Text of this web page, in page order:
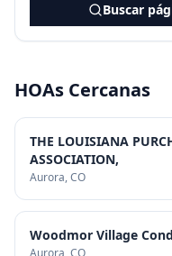
Buscar
HOAs Cercanas
THE LOUISIANA
ASSOCIATION,
Aurora, CO
Woodmor Village
Aurora , CO